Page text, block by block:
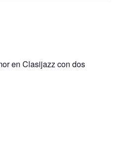
en Clasijazz con dos